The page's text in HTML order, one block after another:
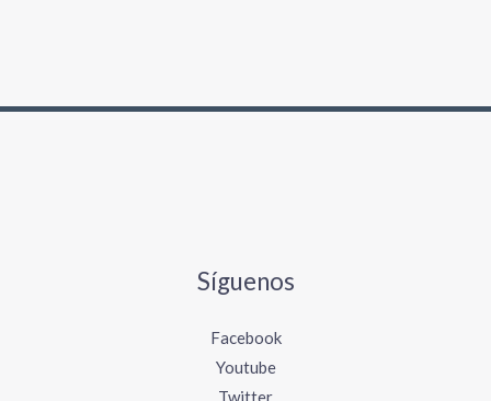
Síguenos
Facebook
Youtube
Twitter